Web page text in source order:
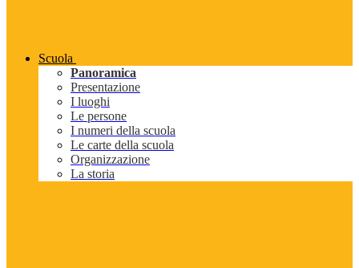
Scuola
Panoramica
Presentazione
I luoghi
Le persone
I numeri della scuola
Le carte della scuola
Organizzazione
La storia